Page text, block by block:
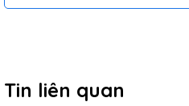
Tin liên quan